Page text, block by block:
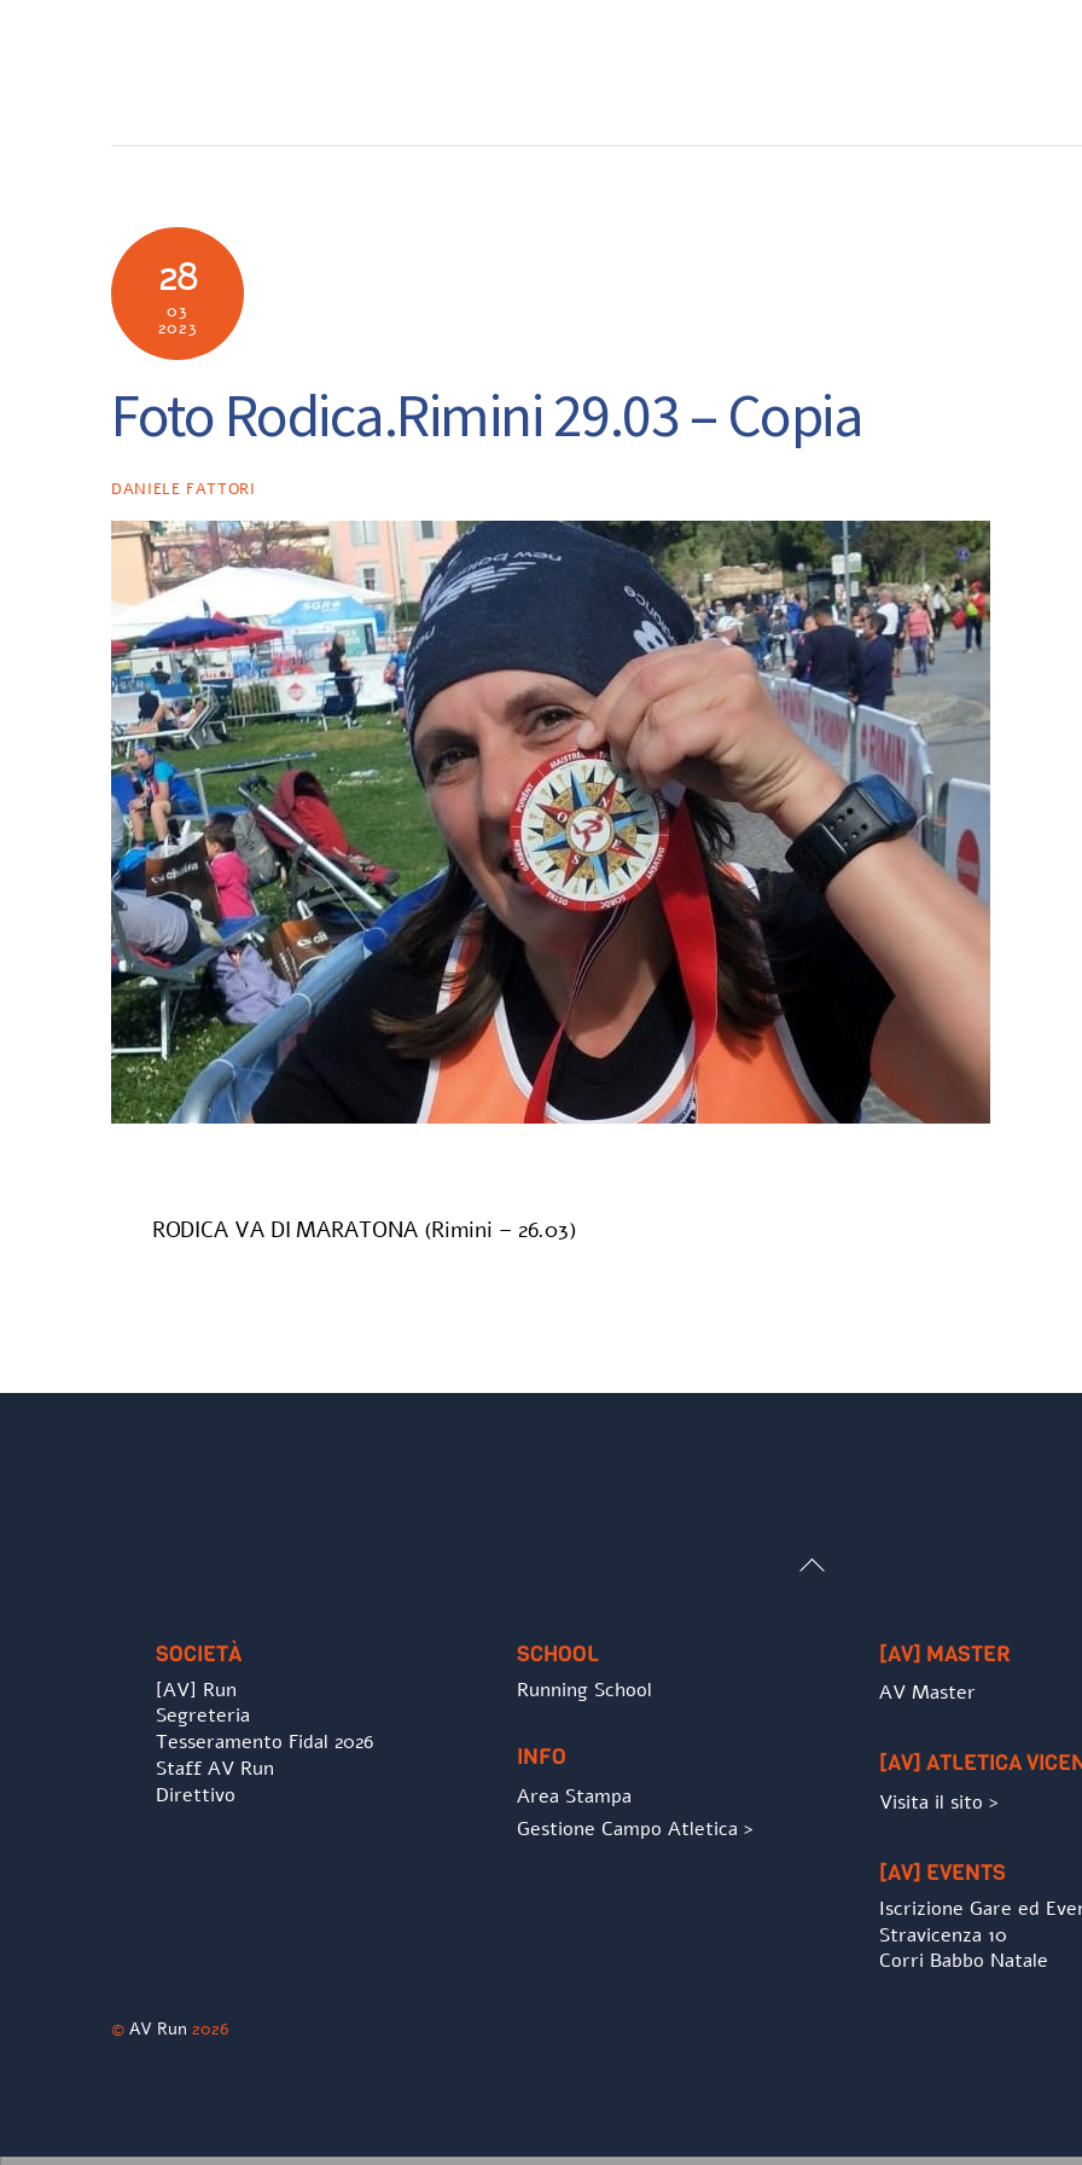
28
03
2023
Foto Rodica.Rimini 29.03 – Copia
DANIELE FATTORI
RODICA VA DI MARATONA (Rimini – 26.03)
Back
SOCIETÀ
[AV] Run
Segreteria
Tesseramento Fidal 2026
Staff AV Run
Direttivo
SCHOOL
Running School
INFO
Area Stampa
Gestione Campo Atletica >
[AV] MASTER
AV Master
[AV] ATLETICA
Visita il sito >
[AV] EVENTS
Iscrizione Gare ed
Stravicenza 10
Corri Babbo Natale
© AV Run 2026